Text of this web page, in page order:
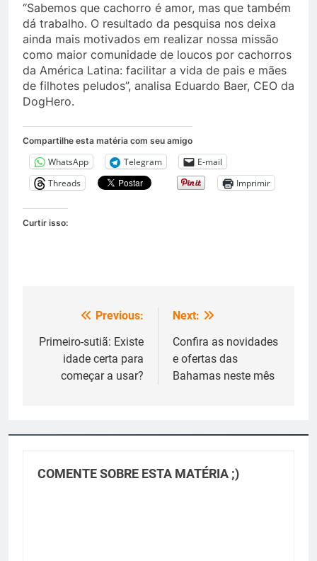
“Sabemos que cachorro é amor, mas que também
dá trabalho. O resultado da pesquisa nos deixa
ainda mais motivados em realizar nossa missão
como maior comunidade de loucos por cachorros
da América Latina: facilitar a vida de pais e mães
de filhotes peludos”, analisa Eduardo Baer, CEO da
DogHero.
Compartilhe esta matéria com seu amigo
WhatsApp Telegram
E-mail
Threads
Imprimir
Curtir isso:
Navegação
de
Post
Previous:
Primeiro-sutiã: Existe
idade certa para
começar a usar?
Next:
Confira as novidades
e ofertas das
Bahamas neste mês
COMENTE SOBRE ESTA MATÉRIA ;)